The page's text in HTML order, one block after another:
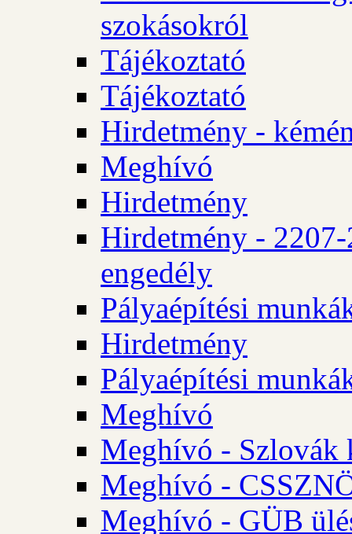
szokásokról
Tájékoztató
Tájékoztató
Hirdetmény -
Meghívó
Hirdetmény
Hirdetmény -
engedély
Pályaépítési
Hirdetmény
Pályaépítési
Meghívó
Meghívó - Szlovák
Meghívó -
Meghívó - GÜB